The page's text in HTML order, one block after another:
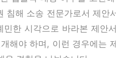
해 소송 전문가로서 제안
한 시각으로 바라본 제안
해야 하며, 이런 경우에는